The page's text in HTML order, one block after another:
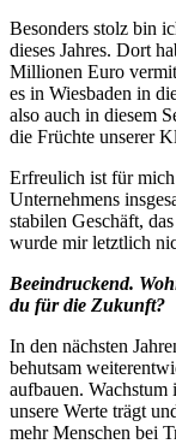
Besonders stolz bin
dieses Jahres. Dort
Millionen Euro
es in Wiesbaden in
also auch in diesem
die Früchte unserer
Erfreulich ist für
Unternehmens
stabilen Geschäft,
wurde mir letztlich
Beeindruckend.
du für die Zukunft?
In den nächsten
behutsam
aufbauen.
unsere Werte trägt
mehr Menschen bei